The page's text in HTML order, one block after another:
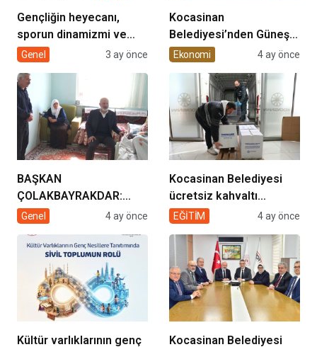
Gençliğin heyecanı,
sporun dinamizmi ve
müziğin coşkusu
geliyor!
Genel 3 ay önce
Kocasinan
Belediyesi’nden Güneş
Enerjisi Hamlesi
Ekonomi 4 ay önce
BAŞKAN
ÇOLAKBAYRAKDAR:
“EVDE SAĞLIK
GÖNÜLLERE
DOKUNUYORUZ”
Genel 4 ay önce
Kocasinan Belediyesi
ücretsiz kahvaltı
desteği projesi
EĞİTİM 4 ay önce
Kültür varlıklarının genç
Kocasinan Belediyesi